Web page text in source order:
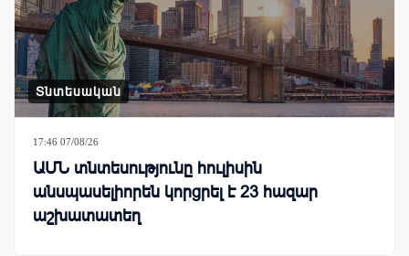
Տնտեսական
17:46 07/08/26
ԱՄՆ տնտեսությունը հուլիսին
անսպասելիորեն կորցրել է 23 հազար
աշխատատեղ